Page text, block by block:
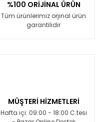
%100 ORİJİNAL ÜRÜN
Tüm ürünlerimiz orjinal ürün
garantilidir
MÜŞTERİ HİZMETLERİ
Hafta içi: 09:00 - 18:00 C.tesi